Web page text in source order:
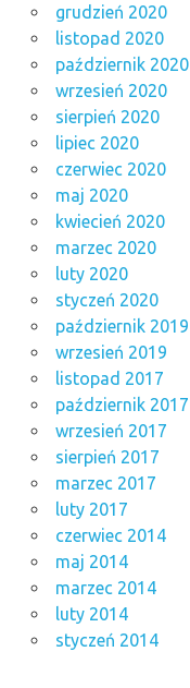
grudzień 2020
listopad 2020
październik 2020
wrzesień 2020
sierpień 2020
lipiec 2020
czerwiec 2020
maj 2020
kwiecień 2020
marzec 2020
luty 2020
styczeń 2020
październik 2019
wrzesień 2019
listopad 2017
październik 2017
wrzesień 2017
sierpień 2017
marzec 2017
luty 2017
czerwiec 2014
maj 2014
marzec 2014
luty 2014
styczeń 2014